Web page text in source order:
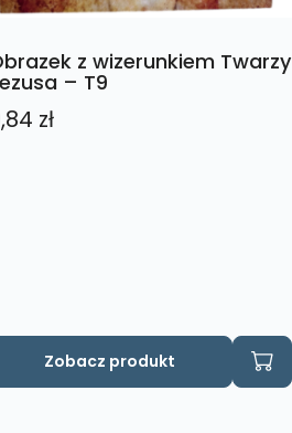
z wizerunkiem Twarzy
– T9
zł
Zobacz produkt